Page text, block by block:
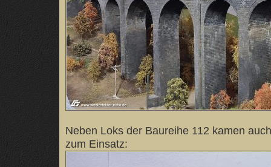
Neben Loks der Baureihe 112 kamen
zum Einsatz: